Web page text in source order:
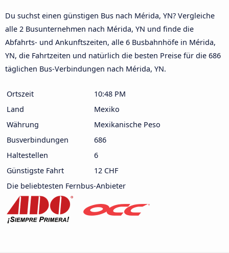
Du suchst einen günstigen Bus nach Mérida, YN? Vergleiche
alle 2 Busunternehmen nach Mérida, YN und finde die
Abfahrts- und Ankunftszeiten, alle 6 Busbahnhöfe in Mérida,
YN, die Fahrtzeiten und natürlich die besten Preise für die 686
täglichen Bus-Verbindungen nach Mérida, YN.
Ortszeit
10:48 PM
Land
Mexiko
Währung
Mexikanische Peso
Busverbindungen
686
Haltestellen
6
Günstigste Fahrt
12 CHF
Die beliebtesten Fernbus-Anbieter